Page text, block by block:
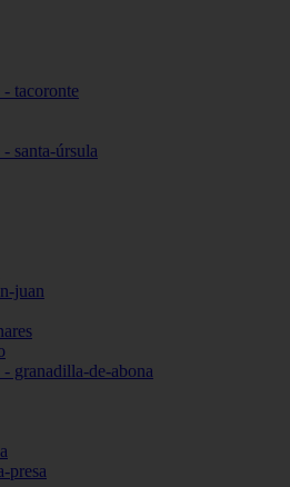
- tacoronte
santa-úrsula
juan
granadilla-de-abona
presa